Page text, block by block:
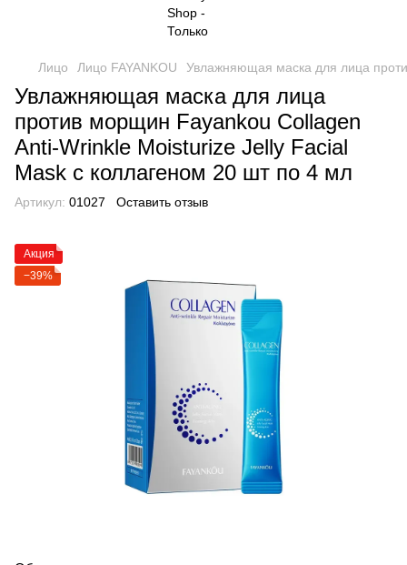
Лицо Лицо FAYANKOU Увлажняющая маска для лица
Увлажняющая маска для лица
против морщин Fayankou Collagen
Anti-Wrinkle Moisturize Jelly Facial
Mask с коллагеном 20 шт по 4 мл
Артикул: 01027 Оставить отзыв
Акция
−39%